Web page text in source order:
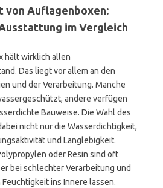
Auflagenboxen:
im Vergleich
hält wirklich allen
Das liegt vor allem an den
und der Verarbeitung. Manche
andere verfügen
Bauweise. Die Wahl des
nicht nur die Wasserdichtigkeit,
und Langlebigkeit.
oder Resin sind oft
bei schlechter Verarbeitung und
ins Innere lassen.